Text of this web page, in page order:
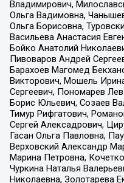
Владимирович,
Ольга Вадимовна,
Ольга Борисовна,
Васильева Анастасия
Бойко Анатолий
Пивоваров Андрей
Барахоев Магомед
Викторович, Мошель
Сергеевич, Пономарев
Борис Юльевич, Созаев
Тимур Рифгатович,
Сергей Алексадрович,
Гасан Ольга Павловна,
Верховский Александр
Марина Петровна,
Чуркина Наталья
Николаевна, Золотарева